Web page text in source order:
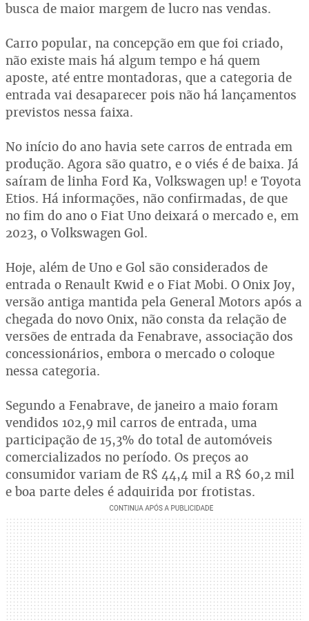
busca de maior margem de lucro nas vendas.
Carro popular, na concepção em que foi criado,
não existe mais há algum tempo e há quem
aposte, até entre montadoras, que a categoria de
entrada vai desaparecer pois não há lançamentos
previstos nessa faixa.
No início do ano havia sete carros de entrada em
produção. Agora são quatro, e o viés é de baixa. Já
saíram de linha Ford Ka, Volkswagen up! e Toyota
Etios. Há informações, não confirmadas, de que
no fim do ano o Fiat Uno deixará o mercado e, em
2023, o Volkswagen Gol.
Hoje, além de Uno e Gol são considerados de
entrada o Renault Kwid e o Fiat Mobi. O Onix Joy,
versão antiga mantida pela General Motors após a
chegada do novo Onix, não consta da relação de
versões de entrada da Fenabrave, associação dos
concessionários, embora o mercado o coloque
nessa categoria.
Segundo a Fenabrave, de janeiro a maio foram
vendidos 102,9 mil carros de entrada, uma
participação de 15,3% do total de automóveis
comercializados no período. Os preços ao
consumidor variam de R$ 44,4 mil a R$ 60,2 mil
e boa parte deles é adquirida por frotistas.